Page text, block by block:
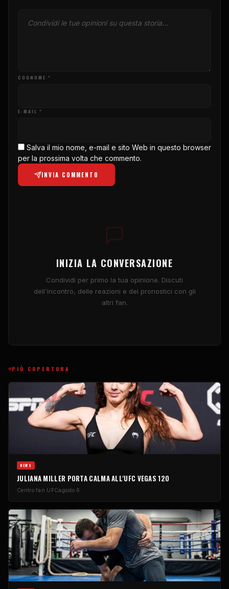
COGNOME *
E-MAIL *
Salva il mio nome, e-mail e sito Web in questo browser
per la prossima volta che commento.
INVIA COMMENTO
INIZIA LA CONVERSAZIONE
Condividi per primo la tua opinione. Discuti
dell'incontro, delle reazioni e dei pronostici con gli
altri fan.
PIÙ COPERTURA
NEWS
JULIANA MILLER PORTA CALMA ALL'UFC VEGAS 120
Centro fan UFCagosto 6